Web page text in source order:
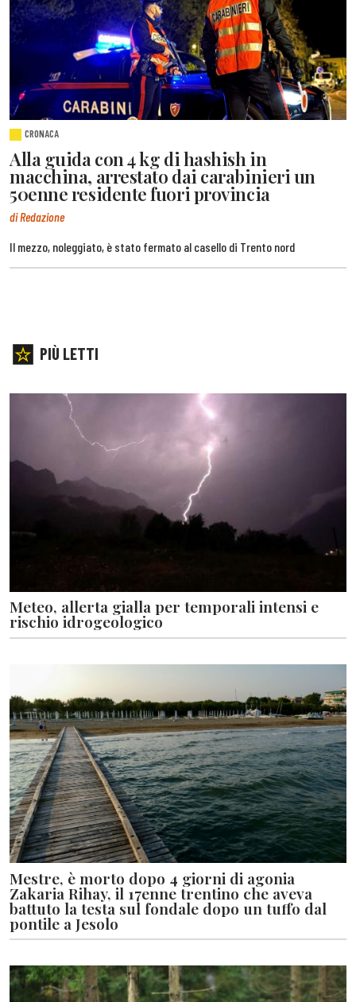
CRONACA
Alla guida con 4 kg di hashish in
macchina, arrestato dai carabinieri un
50enne residente fuori provincia
di Redazione
Il mezzo, noleggiato, è stato fermato al casello di Trento nord
PIÙ LETTI
Meteo, allerta gialla per temporali intensi e
rischio idrogeologico
Mestre, è morto dopo 4 giorni di agonia
Zakaria Rihay, il 17enne trentino che aveva
battuto la testa sul fondale dopo un tuffo dal
pontile a Jesolo